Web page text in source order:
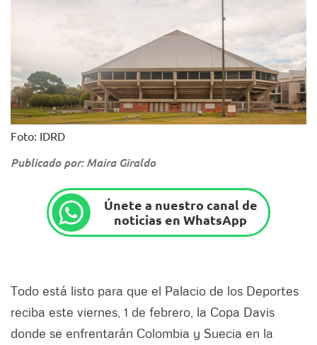
Foto: IDRD
Publicado por: Maira Giraldo
Únete a nuestro canal de
noticias en WhatsApp
Todo está listo para que el Palacio de los Deportes
reciba este viernes, 1 de febrero, la Copa Davis
donde se enfrentarán Colombia y Suecia en la